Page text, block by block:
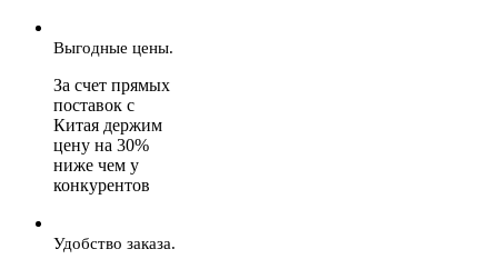
Выгодные цены.
За счет прямых
поставок с
Китая держим
цену на 30%
ниже чем у
конкурентов
Удобство заказа.